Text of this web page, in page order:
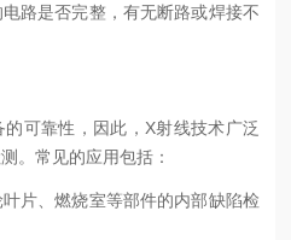
路是否完整，有无断路或焊接不
可靠性，因此，X射线技术广泛
。常见的应用包括：
片、燃烧室等部件的内部缺陷检